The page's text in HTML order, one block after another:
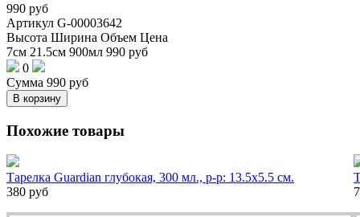
990 руб
Артикул G-00003642
Высота Ширина Объем Цена
7см 21.5см 900мл 990 руб
0
Сумма 990 руб
В корзину
Похожие товары
Тарелка Guardian глубокая, 300 мл., р-р: 13.5х5.5 см.
380 руб